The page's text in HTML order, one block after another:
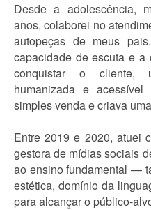
Desde a adolescência,
anos, colaborei no
autopeças de meus
capacidade de escuta e a
conquistar o cliente,
humanizada e
simples venda e criava
Entre 2019 e 2020, atuei
gestora de mídias sociais
ao ensino fundamental —
estética, domínio da
para alcançar o público-